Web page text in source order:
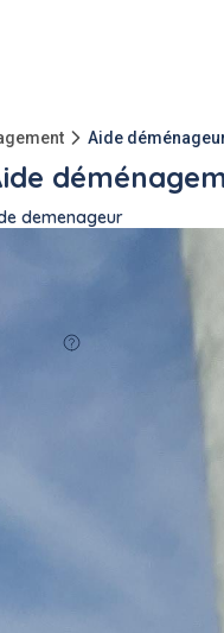
Aide
demenageur
tous les après-midi apres